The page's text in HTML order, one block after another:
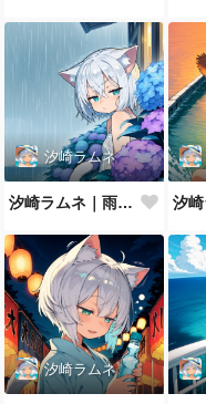
汐崎ラムネ
汐崎ラムネ｜雨やどり
汐崎ラムネ